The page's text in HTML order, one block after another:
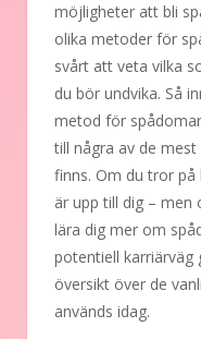
möjligheter att bli
olika metoder för
svårt att veta vilka
du bör undvika. Så
metod för
till några av de
finns. Om du tror
är upp till dig – men
lära dig mer om
potentiell karriärväg
översikt över de
används idag.